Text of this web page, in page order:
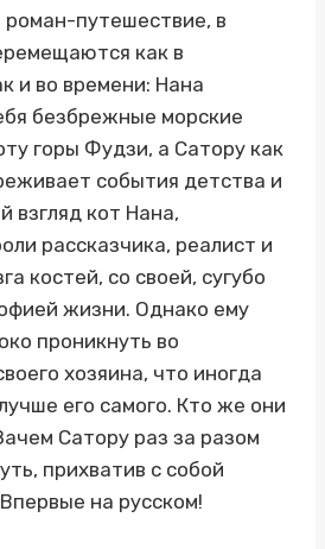
роман-путешествие, в
как в
и во времени: Нана
безбрежные морские
горы Фудзи, а Сатору как
события детства и
взгляд кот Нана,
рассказчика, реалист и
костей, со своей, сугубо
жизни. Однако ему
проникнуть во
хозяина, что иногда
его самого. Кто же они
Сатору раз за разом
прихватив с собой
на русском!